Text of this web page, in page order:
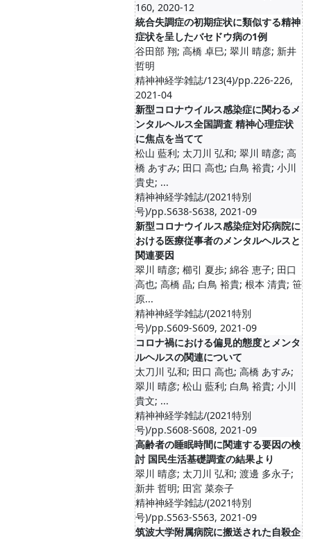
160, 2020-12
統合失調症の初期症状に類似する精神
症状を呈したバセドウ病の1例
谷田部 翔; 高橋 卓巳; 翠川 晴彦; 新井
哲明
精神神経学雑誌/123(4)/pp.226-226,
2021-04
新型コロナウイルス感染症に関わるメ
ンタルヘルス全国調査 精神心理症状
に焦点を当てて
松山 藍利; 太刀川 弘和; 翠川 晴彦; 高
橋 あすみ; 田口 高也; 白鳥 裕貴; 小川
貴史; ...
精神神経学雑誌/(2021特別
号)/pp.S638-S638, 2021-09
新型コロナウイルス感染症対応病院に
おける医療従事者のメンタルヘルスと
関連要因
翠川 晴彦; 櫛引 夏歩; 綿谷 恵子; 田口
高也; 高橋 晶; 白鳥 裕貴; 根本 清貴; 笹
原...
精神神経学雑誌/(2021特別
号)/pp.S609-S609, 2021-09
コロナ禍における偏見的態度とメンタ
ルヘルスの関連について
太刀川 弘和; 田口 高也; 高橋 あすみ;
翠川 晴彦; 松山 藍利; 白鳥 裕貴; 小川
貴文; ...
精神神経学雑誌/(2021特別
号)/pp.S608-S608, 2021-09
高齢者の睡眠時間に関連する要因の検
討 国民生活基礎調査の結果より
翠川 晴彦; 太刀川 弘和; 渡邊 多永子;
新井 哲明; 田宮 菜奈子
精神神経学雑誌/(2021特別
号)/pp.S563-S563, 2021-09
筑波大学附属病院に搬送された自殺企